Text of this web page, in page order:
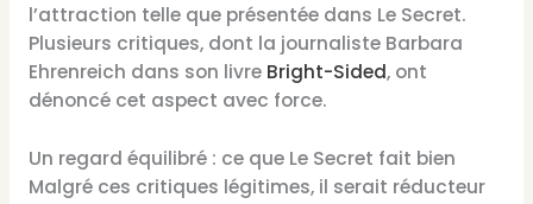
l’attraction telle que présentée dans Le Secret.
Plusieurs critiques, dont la journaliste Barbara
Ehrenreich dans son livre Bright-Sided, ont
dénoncé cet aspect avec force.
Un regard équilibré : ce que Le Secret fait bien
Malgré ces critiques légitimes, il serait réducteur